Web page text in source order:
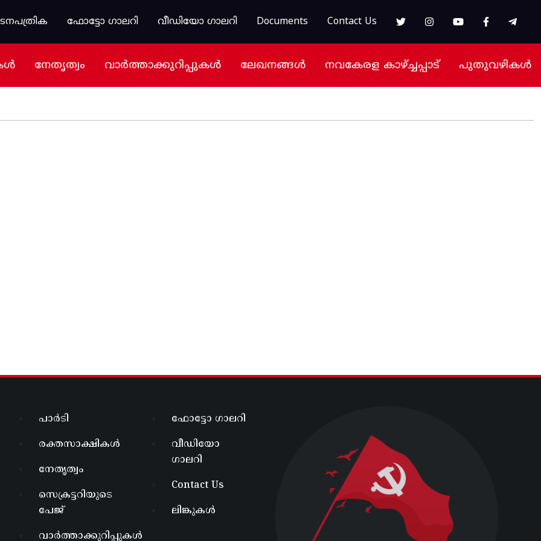
ഫോട്ടോ ഗാലറി വീഡിയോ ഗാലറി Documents Contact Us
നേതൃത്വം വാർത്താക്കുറിപ്പുകൾ ലേഖനങ്ങൾ നവകേരള കാഴ്ച്ചപ്പാട് പുതുവഴികൾ
പാർടി
രക്തസാക്ഷികൾ
നേതൃത്വം
സെക്രട്ടറിയുടെ
പേജ്
വാർത്താക്കുറിപ്പുകൾ
ഫോട്ടോ ഗാലറി
വീഡിയോ
ഗാലറി
Contact Us
ലിങ്കുകൾ